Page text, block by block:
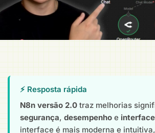
⚡ Resposta rápida
N8n versão 2.0 traz melhorias
segurança, desempenho e
interface é mais moderna e